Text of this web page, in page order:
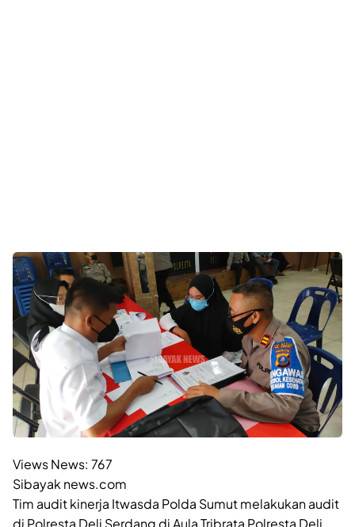
Views News: 767
Sibayak news.com
Tim audit kinerja Itwasda Polda Sumut melakukan audit
di Polresta Deli Serdang di Aula Tribrata Polresta Deli